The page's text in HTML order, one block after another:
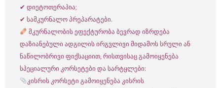
✔ დიეტოთერაპია;
✔ სამკურნალო პრეპარატები.
მკურნალობის ეფექტურობა ბევრად იზრდება
დაზიანებული ადგილის ირგვლივი მიდამოს სრული ან
ნაწილობრივი ფიქსაციით, რისთვისაც გამოიყენება
სპეციალური კორსეტები და სარტყლები:
კისრის კორსეტი გამოიყენება კისრის